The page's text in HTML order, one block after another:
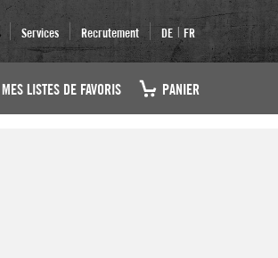
Services Recrutement DE | FR
MES LISTES DE FAVORIS PANIER